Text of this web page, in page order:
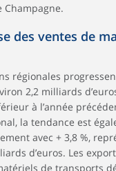
Champagne.
des ventes de
régionales
2,2 milliards
à l’année
la tendance est
avec + 3,8 %,
d’euros. Les
de transports